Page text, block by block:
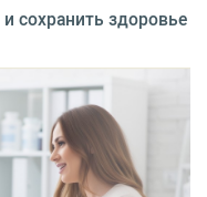
сохранить здоровье